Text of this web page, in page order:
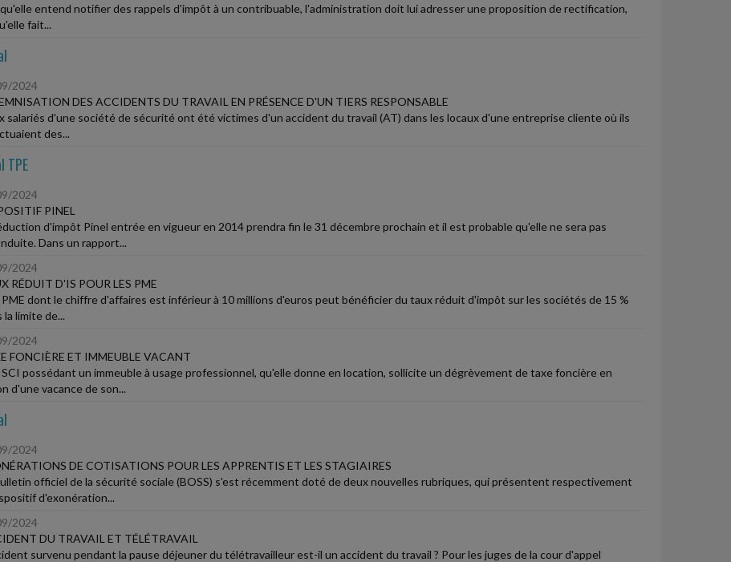
entend notifier des rappels d'impôt à un contribuable, l'administration doit lui adresser une proposition de rectification,
fait...
2024
DES ACCIDENTS DU TRAVAIL EN PRÉSENCE D'UN TIERS RESPONSABLE
salariés d'une société de sécurité ont été victimes d'un accident du travail (AT) dans les locaux d'une entreprise cliente où ils
des...
TPE
2024
PINEL
d'impôt Pinel entrée en vigueur en 2014 prendra fin le 31 décembre prochain et il est probable qu'elle ne sera pas
Dans un rapport...
2024
RÉDUIT D'IS POUR LES PME
dont le chiffre d'affaires est inférieur à 10 millions d'euros peut bénéficier du taux réduit d'impôt sur les sociétés de 15 %
la limite de...
2024
FONCIÈRE ET IMMEUBLE VACANT
possédant un immeuble à usage professionnel, qu'elle donne en location, sollicite un dégrèvement de taxe foncière en
d'une vacance de son...
2024
DE COTISATIONS POUR LES APPRENTIS ET LES STAGIAIRES
officiel de la sécurité sociale (BOSS) s'est récemment doté de deux nouvelles rubriques, qui présentent respectivement
d'exonération...
2024
DU TRAVAIL ET TÉLÉTRAVAIL
survenu pendant la pause déjeuner du télétravailleur est-il un accident du travail ? Pour les juges de la cour d'appel